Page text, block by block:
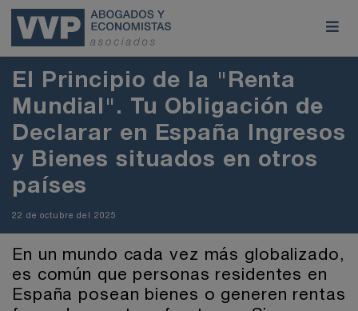
El Principio de la "Renta
Mundial". Tu Obligación de
Declarar en España Ingresos
y Bienes situados en otros
países
22 de octubre del 2025
En un mundo cada vez más globalizado,
es común que personas residentes en
España posean bienes o generen rentas